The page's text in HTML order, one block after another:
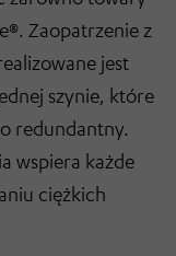
Zaopatrzenie z
jest
szynie, które
redundantny.
wspiera każde
ciężkich